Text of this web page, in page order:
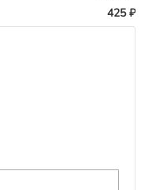
425 ₽